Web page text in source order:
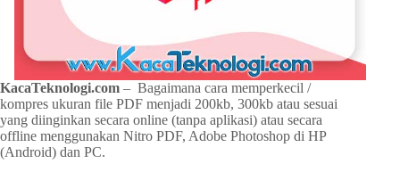
KacaTeknologi.com – Bagaimana cara memperkecil /
kompres ukuran file PDF menjadi 200kb, 300kb atau sesuai
yang diinginkan secara online (tanpa aplikasi) atau secara
offline menggunakan Nitro PDF, Adobe Photoshop di HP
(Android) dan PC.